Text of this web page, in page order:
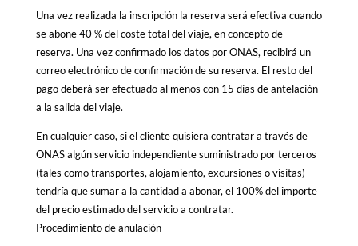
Una vez realizada la inscripción la reserva será efectiva cuando
se abone 40 % del coste total del viaje, en concepto de
reserva. Una vez confirmado los datos por ONAS, recibirá un
correo electrónico de confirmación de su reserva. El resto del
pago deberá ser efectuado al menos con 15 días de antelación
a la salida del viaje.
En cualquier caso, si el cliente quisiera contratar a través de
ONAS algún servicio independiente suministrado por terceros
(tales como transportes, alojamiento, excursiones o visitas)
tendría que sumar a la cantidad a abonar, el 100% del importe
del precio estimado del servicio a contratar.
Procedimiento de anulación